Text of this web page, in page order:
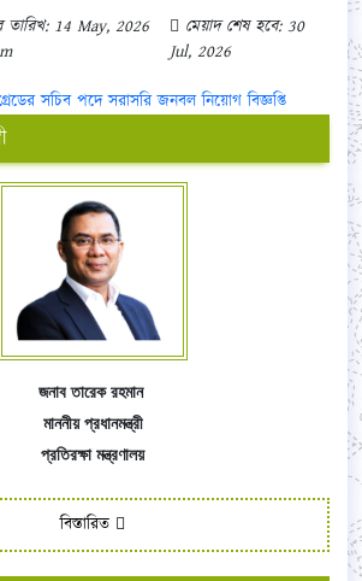
তারিখ: 14 May, 2026
মেয়াদ শেষ হবে: 30
Jul, 2026
সচিব পদে সরাসরি জনবল নিয়োগ বিজ্ঞপ্তি
জনাব তারেক রহমান
মাননীয় প্রধানমন্ত্রী
প্রতিরক্ষা মন্ত্রণালয়
বিস্তারিত